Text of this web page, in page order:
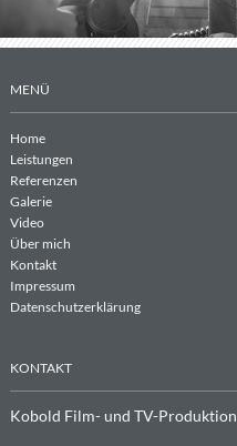
MENÜ
Home
Leistungen
Referenzen
Galerie
Video
Über mich
Kontakt
Impressum
Datenschutzerklärung
KONTAKT
Kobold Film- und TV-Produktion